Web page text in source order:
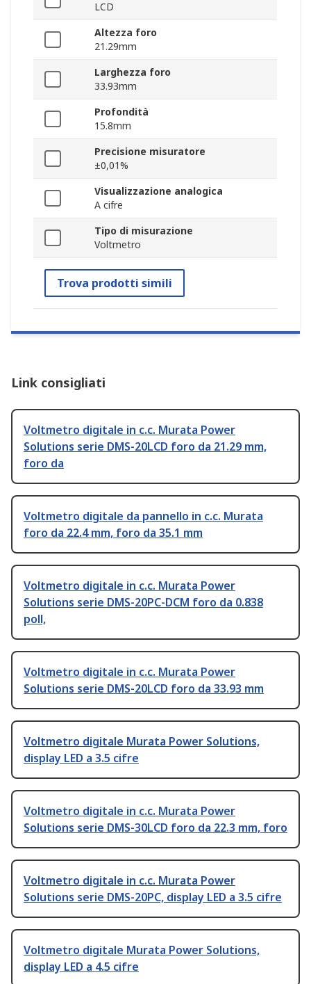
LCD
Altezza foro
21.29mm
Larghezza foro
33.93mm
Profondità
15.8mm
Precisione misuratore
±0,01%
Visualizzazione analogica
A cifre
Tipo di misurazione
Voltmetro
Trova prodotti simili
Link consigliati
Voltmetro digitale in c.c. Murata Power
Solutions serie DMS-20LCD foro da 21.29 mm,
foro da
Voltmetro digitale da pannello in c.c. Murata
foro da 22.4 mm, foro da 35.1 mm
Voltmetro digitale in c.c. Murata Power
Solutions serie DMS-20PC-DCM foro da 0.838
poll,
Voltmetro digitale in c.c. Murata Power
Solutions serie DMS-20LCD foro da 33.93 mm
Voltmetro digitale Murata Power Solutions,
display LED a 3.5 cifre
Voltmetro digitale in c.c. Murata Power
Solutions serie DMS-30LCD foro da 22.3 mm, foro
Voltmetro digitale in c.c. Murata Power
Solutions serie DMS-20PC, display LED a 3.5 cifre
Voltmetro digitale Murata Power Solutions,
display LED a 4.5 cifre